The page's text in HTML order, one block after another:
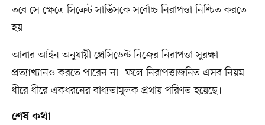
তবে সে ক্ষেত্রে সিক্রেট সার্ভিসকে সর্বোচ্চ নিরাপত্তা নিশ্চিত করতে
হয়।
আবার আইন অনুযায়ী প্রেসিডেন্ট নিজের নিরাপত্তা সুরক্ষা
প্রত্যাখ্যানও করতে পারেন না। ফলে নিরাপত্তাজনিত এসব নিয়ম
ধীরে ধীরে একধরনের বাধ্যতামূলক প্রথায় পরিণত হয়েছে।
শেষ কথা